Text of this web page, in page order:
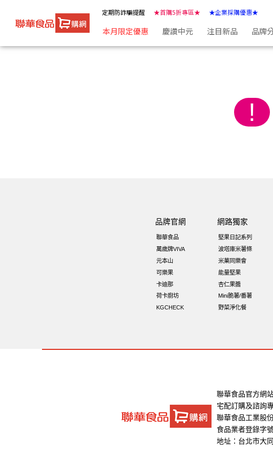
定期防詐騙提醒 ★首購5折專區★ ★企業採購優惠★
本月限定優惠 慶讚中元 注目新品 品牌
!
品牌官網
聯華食品
萬歲牌VIVA
元本山
可樂果
卡迪那
荷卡廚坊
KGCHECK
網路獨家
堅果日記系列
波塔庫米薯條
米菓同樂會
能量堅果
杏仁果醬
Mini脆薯/番薯
野菜淨化餐
聯華食品官方網
宅配訂購及諮詢
聯華食品工業股
食品業者登錄字
地址：台北市大